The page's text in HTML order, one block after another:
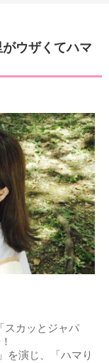
がウザくてハマ
スカッとジャパ
を演じ、「ハマり